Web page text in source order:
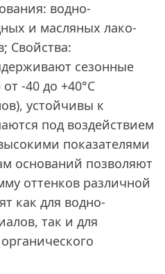
водно-
и масляных лако-
Свойства:
сезонные
-40 до +40°С
устойчивы к
под воздействием
показателями
оснований позволяют
оттенков различной
как для водно-
так и для